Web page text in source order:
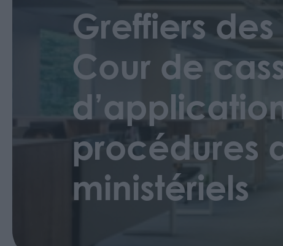
Greffiers
Cour de
procédures
ministériels